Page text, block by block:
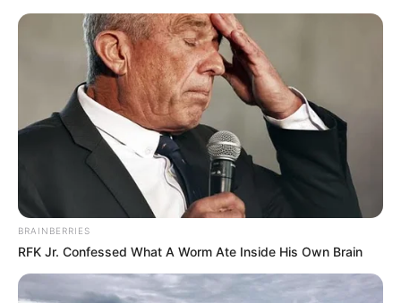
URL bzw. Link (wenn vorhanden):
Kurztext zum Ausflugs- oder Freizeitziel *:
E-Mail (wird nicht angezeigt) *:
BRAINBERRIES
RFK Jr. Confessed What A Worm Ate Inside His Own Brain